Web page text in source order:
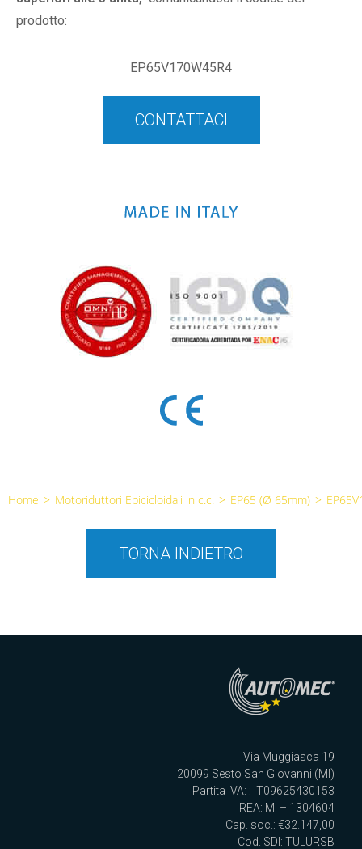
prodotto:
EP65V170W45R4
CONTATTACI
Home > Motoriduttori Epicicloidali in c.c. > EP65 (Ø 65mm) >
TORNA INDIETRO
Via Muggiasca 19
20099 Sesto San Giovanni (MI)
Partita IVA: : IT09625430153
REA: MI – 1304604
Cap. soc.: €32.147,00
Cod. SDI: TULURSB